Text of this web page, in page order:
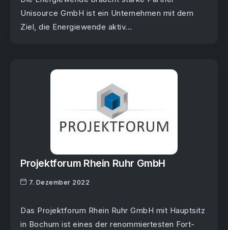
Unisource GmbH ist ein Unternehmen mit dem
Ziel, die Energiewende aktiv...
Projektforum Rhein Ruhr GmbH
7. Dezember 2022
Das Projektforum Rhein Ruhr GmbH mit Hauptsitz
in Bochum ist eines der renommiertesten Fort-